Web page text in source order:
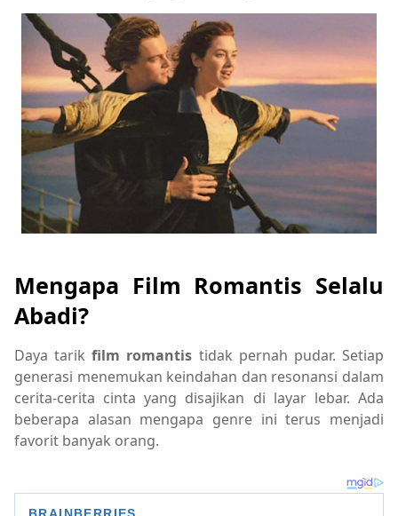
Mengapa Film Romantis Selalu
Abadi?
Daya tarikfilm romantis tidak pernah pudar. Setiap
generasi menemukan keindahan dan resonansi dalam
cerita-cerita cinta yang disajikan di layar lebar. Ada
beberapa alasan mengapa genre ini terus menjadi
favorit banyak orang.